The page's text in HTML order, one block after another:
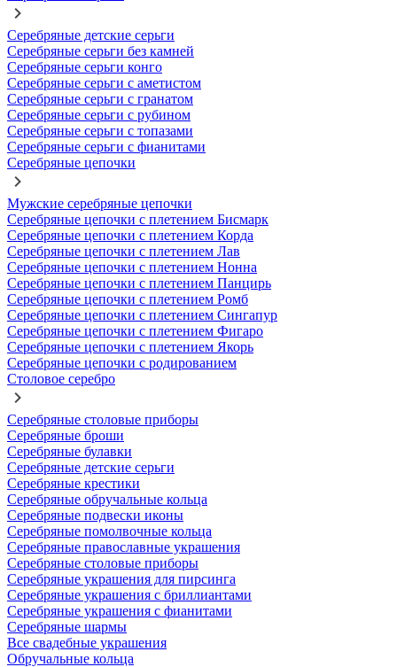
Серебряные детские серьги
Серебряные серьги без камней
Серебряные серьги конго
Серебряные серьги с аметистом
Серебряные серьги с гранатом
Серебряные серьги с рубином
Серебряные серьги с топазами
Серебряные серьги с фианитами
Серебряные цепочки
Мужские серебряные цепочки
Серебряные цепочки с плетением Бисмарк
Серебряные цепочки с плетением Корда
Серебряные цепочки с плетением Лав
Серебряные цепочки с плетением Нонна
Серебряные цепочки с плетением Панцирь
Серебряные цепочки с плетением Ромб
Серебряные цепочки с плетением Сингапур
Серебряные цепочки с плетением Фигаро
Серебряные цепочки с плетением Якорь
Серебряные цепочки с родированием
Столовое серебро
Серебряные столовые приборы
Серебряные броши
Серебряные булавки
Серебряные детские серьги
Серебряные крестики
Серебряные обручальные кольца
Серебряные подвески иконы
Серебряные помолвочные кольца
Серебряные православные украшения
Серебряные столовые приборы
Серебряные украшения для пирсинга
Серебряные украшения с бриллиантами
Серебряные украшения с фианитами
Серебряные шармы
Все свадебные украшения
Обручальные кольца